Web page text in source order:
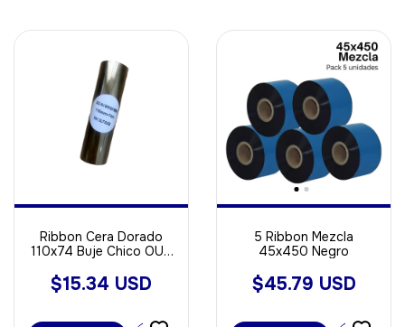
Ribbon Cera Dorado
110x74 Buje Chico OUT
$15.34 USD
5 Ribbon Mezcla
45x450 Negro
$45.79 USD